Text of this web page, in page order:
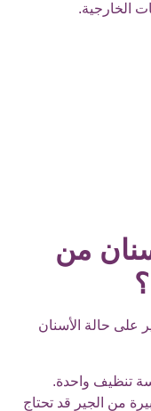
الخارجية.
من
على حالة الأسنان
تنظيف واحدة.
من الجير قد تحتاج